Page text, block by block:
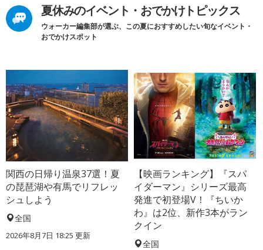
夏休みのイベント・おでかけトピックス
ウォーカー編集部が選ぶ、この夏におすすめしたい旬なイベント・
おでかけスポット
関西の日帰り温泉37選！夏
の琵琶湖や有馬でリフレッ
シュしよう
全国
2026年8月7日 18:25 更新
【映画ランキング】『スパ
イダーマン』シリーズ最高
発進で初登場V！『ちいか
わ』は2位、新作3本がラン
クイン
全国